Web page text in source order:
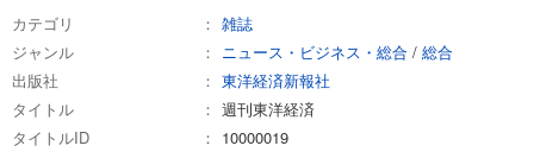
あらすじを表示する
週刊東洋経済 2026/3/7号
カテゴリ
雑誌
ジャンル
ニュース・ビジネス・総合 / 総合
出版社
東洋経済新報社
タイトル
週刊東洋経済
タイトルID
10000019